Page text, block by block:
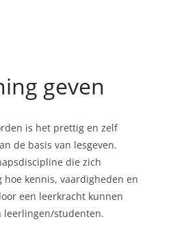
geven
is het prettig en zelf
de basis van lesgeven.
die zich
kennis, vaardigheden en
een leerkracht kunnen
leerlingen/studenten.